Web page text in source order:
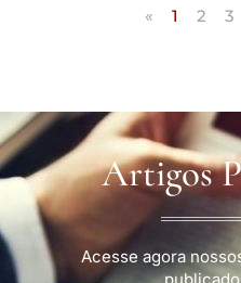
« 1 2 3
Artigos
Acesse agora